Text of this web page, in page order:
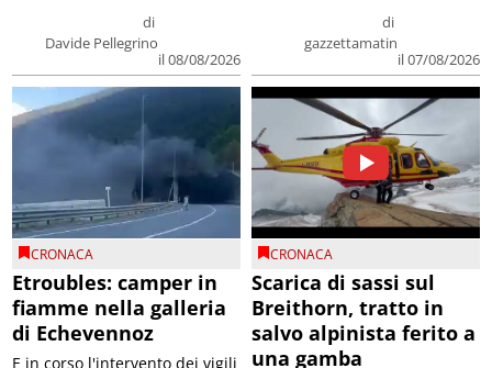
di
Davide Pellegrino
il 08/08/2026
di
gazzettamatin
il 07/08/2026
CRONACA
Etroubles: camper in
fiamme nella galleria
di Echevennoz
E in corso l'intervento dei vigili
CRONACA
Scarica di sassi sul
Breithorn, tratto in
salvo alpinista ferito a
una gamba